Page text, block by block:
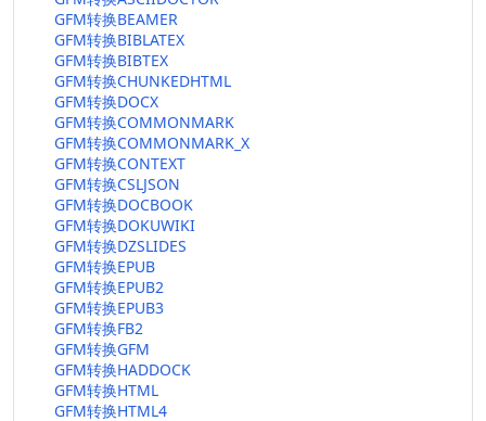
GFM转换BEAMER
GFM转换BIBLATEX
GFM转换BIBTEX
GFM转换CHUNKEDHTML
GFM转换DOCX
GFM转换COMMONMARK
GFM转换COMMONMARK_X
GFM转换CONTEXT
GFM转换CSLJSON
GFM转换DOCBOOK
GFM转换DOKUWIKI
GFM转换DZSLIDES
GFM转换EPUB
GFM转换EPUB2
GFM转换EPUB3
GFM转换FB2
GFM转换GFM
GFM转换HADDOCK
GFM转换HTML
GFM转换HTML4